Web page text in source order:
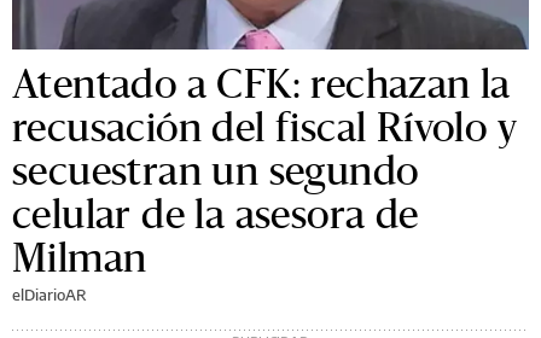
Atentado a CFK: rechazan la
recusación del fiscal Rívolo y
secuestran un segundo
celular de la asesora de
Milman
elDiarioAR